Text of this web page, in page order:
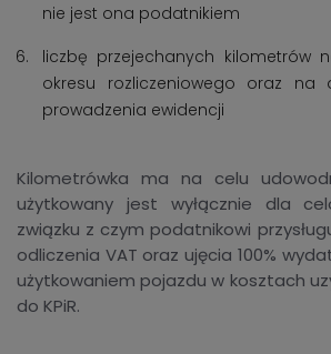
nie jest ona podatnikiem
liczbę przejechanych kilometrów
okresu rozliczeniowego oraz na
prowadzenia ewidencji
Kilometrówka ma na celu
użytkowany jest wyłącznie dla
związku z czym podatnikowi
odliczenia VAT oraz ujęcia 100%
użytkowaniem pojazdu w kosztach
do KPiR.